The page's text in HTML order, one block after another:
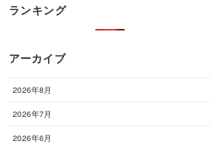
ランキング
アーカイブ
2026年8月
2026年7月
2026年6月